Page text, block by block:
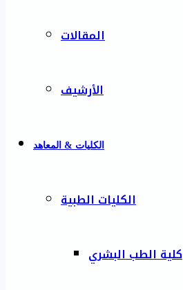
المقالات
الأرشيف
الكليات & المعاهد
الكليات الطبية
كلية الطب البشري